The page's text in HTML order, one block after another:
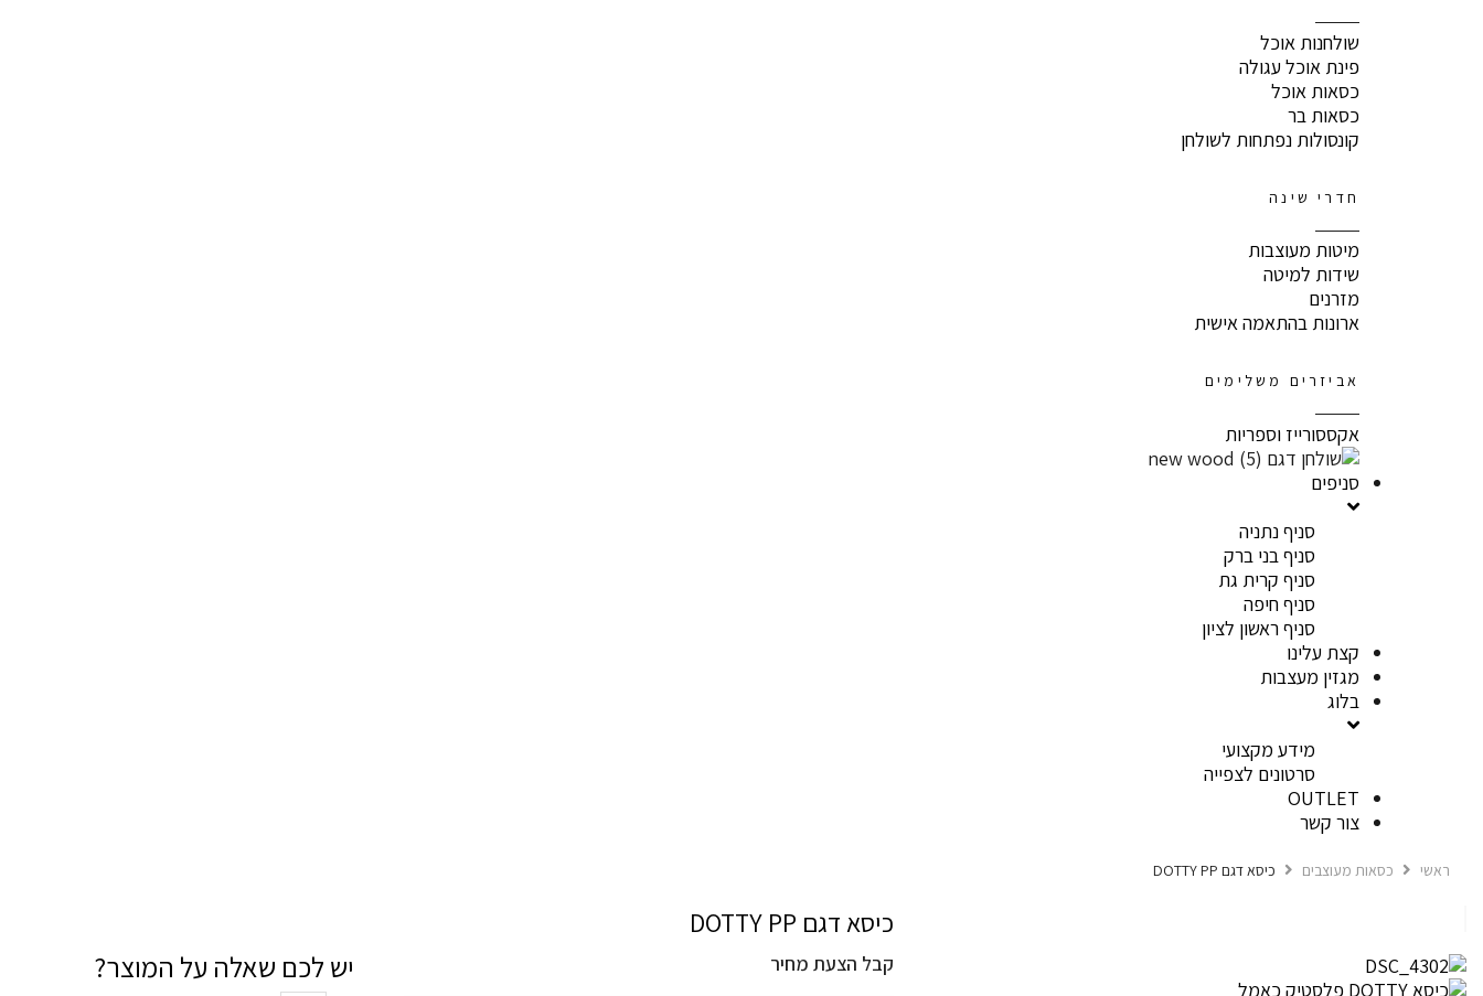
שולחנות אוכל
פינת אוכל עגולה
כסאות אוכל
כסאות בר
קונסולות נפתחות לשולחן
חדרי שינה
מיטות מעוצבות
שידות למיטה
מזרנים
ארונות בהתאמה אישית
אביזרים משלימים
אקססורייז וספריות
סניפים
סניף נתניה
סניף בני ברק
סניף קרית גת
סניף חיפה
סניף ראשון לציון
קצת עלינו
מגזין מעצבות
בלוג
מידע מקצועי
סרטונים לצפייה
OUTLET
צור קשר
ראשי כסאות מעוצבים כיסא דגם DOTTY PP
כיסא דגם DOTTY PP
קבל הצעת מחיר יש לכם שאלה על המוצר?